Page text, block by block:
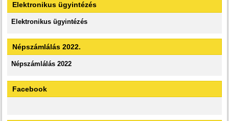
Elektronikus ügyintézés
Elektronikus ügyintézés
Népszámlálás 2022.
Népszámlálás 2022
Facebook